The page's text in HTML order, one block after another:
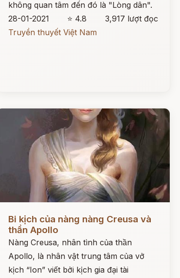
không quan tâm đến đó là "Lòng dân".
28-01-2021
⭐ 4.8
3,917 lượt đọc
Truyền thuyết Việt Nam
Bi kịch của nàng nàng Creusa và
thần Apollo
Nàng Creusa, nhân tình của thần
Apollo, là nhân vật trung tâm của vở
kịch “Ion” viết bởi kịch gia đại tài